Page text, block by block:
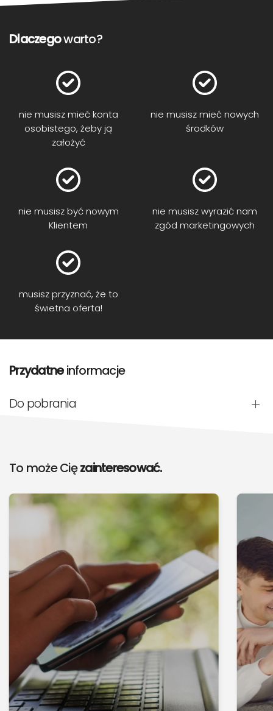
Dlaczegowarto?
nie musisz mieć konta
osobistego, żeby ją
założyć
nie musisz mieć nowych
środków
nie musisz być nowym
Klientem
nie musisz wyrazić nam
zgód marketingowych
musisz przyznać, że to
świetna oferta!
Przydatneinformacje
Do pobrania
To może Cięzainteresować.